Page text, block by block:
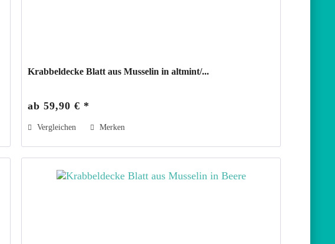
Krabbeldecke Blatt aus Musselin in altmint/...
ab 59,90 € *
Vergleichen Merken